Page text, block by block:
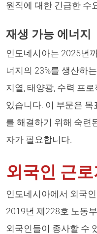
원직에 대한 긴급한 수
재생 가능 에너지
인도네시아는 2025년
너지의 23%를 생산하
지열, 태양광, 수력 프
있습니다. 이 부문은 목
를 해결하기 위해 숙련
자가 필요합니다.
외국인 근
인도네시아에서 외국
2019년 제228호 노동
외국인들이 종사할 수